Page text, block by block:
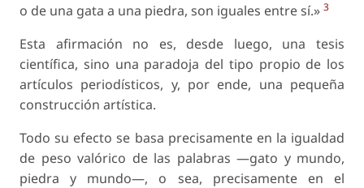
o de una gata a una piedra, son iguales entre sí.» 3
Esta afirmación no es, desde luego, una tesis
científica, sino una paradoja del tipo propio de los
artículos periodísticos, y, por ende, una pequeña
construcción artística.
Todo su efecto se basa precisamente en la igualdad
de peso valórico de las palabras —gato y mundo,
piedra y mundo—, o sea, precisamente en el